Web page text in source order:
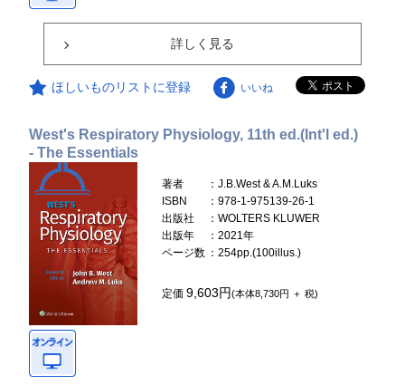
詳しく見る
ほしいものリストに登録 いいね
West's Respiratory Physiology, 11th ed.(Int'l ed.)
- The Essentials
著者
：J.B.West & A.M.Luks
ISBN
：978-1-975139-26-1
出版社
：WOLTERS KLUWER
出版年
：2021年
ページ数 ：254pp.(100illus.)
定価9,603円(本体8,730円 ＋ 税)